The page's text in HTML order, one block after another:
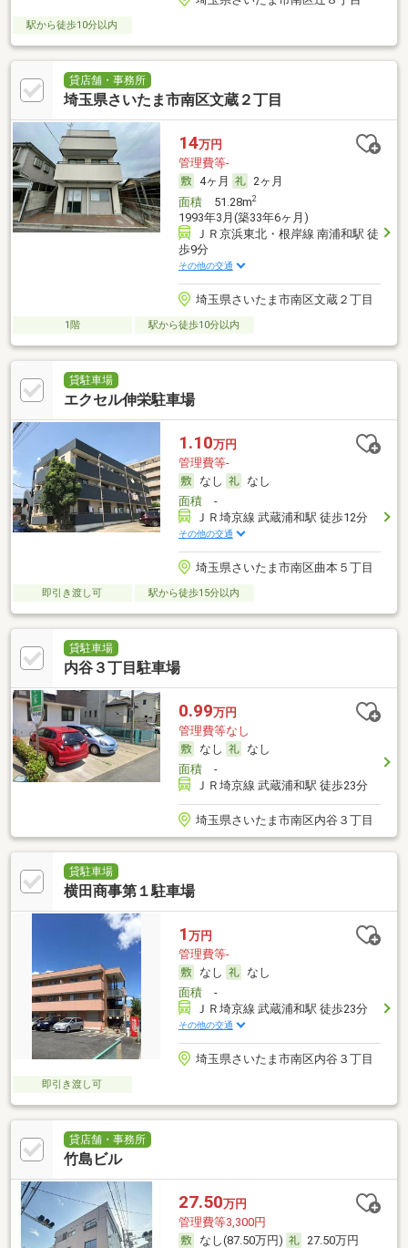
駅から徒歩10分以内
貸店舗・事務所
埼玉県さいたま市南区文蔵２丁目
14万円
管理費等-
4ヶ月
2ヶ月
面積51.28m2
1993年3月(築33年6ヶ月)
ＪＲ京浜東北・根岸線 南浦和駅 徒
歩9分
その他の交通
埼玉県さいたま市南区文蔵２丁目
1階 駅から徒歩10分以内
貸駐車場
エクセル伸栄駐車場
1.10万円
管理費等-
なし
なし
面積-
ＪＲ埼京線 武蔵浦和駅 徒歩12分
その他の交通
埼玉県さいたま市南区曲本５丁目
即引き渡し可 駅から徒歩15分以内
貸駐車場
内谷３丁目駐車場
0.99万円
管理費等なし
なし
なし
面積-
ＪＲ埼京線 武蔵浦和駅 徒歩23分
埼玉県さいたま市南区内谷３丁目
貸駐車場
横田商事第１駐車場
1 万円
管理費等-
なし
なし
面積-
ＪＲ埼京線 武蔵浦和駅 徒歩23分
その他の交通
埼玉県さいたま市南区内谷３丁目
即引き渡し可
貸店舗・事務所
竹島ビル
27.50万円
管理費等3,300円
なし(87.50万円)
27.50万円